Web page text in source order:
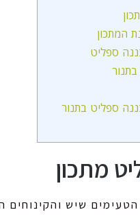
המתכון
ספליט
ספליט בתנור
מתכון
שיש